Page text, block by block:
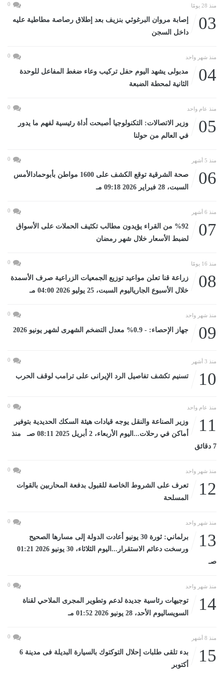
منذ 28 يومًا 0
03
إصابة مروان البرغوثي بنزيف بعد إطلاق رصاصة مطاطية عليه
داخل السجن
منذ شهر واحد 0
04
مدبولى يشهد اليوم حفل تركيب وعاء ضغط المفاعل للوحدة
الثانية لمحطة الضبعة
منذ عام واحد 0
05
وزير الاتصالات: التكنولوجيا أصبحت أداة رئيسية لفهم ما يدور
في العالم من حولنا
منذ 5 أشهر 0
06
صحة الشرقية توقع الكشف على 1600 مواطن بأبوحمادالأمس
السبت، 28 فبراير 2026 09:18 مـ
منذ 6 أشهر 0
07
%92 من القراء يؤيدون مطالب تكثيف الحملات على الأسواق
لضبط الأسعار خلال شهر رمضان
منذ 16 يومًا 0
08
زراعة قنا تعلن مواعيد توزيع الجمعيات الزراعية صرف الأسمدة
خلال الأسبوع الجارياليوم السبت، 25 يوليو 2026 04:00 مـ
منذ شهر واحد 0
09 جهاز الإحصاء: - 0.9% معدل التضخم الشهرى لشهر يونيو 2026
منذ 3 أشهر 0
10 تسنيم تكشف تفاصيل الرد الإيرانى على ترامب لوقف الحرب
منذ عام واحد 0
11
وزير الصناعة والنقل يوجه قيادات هيئة السكك الحديدية بتوفير
أماكن في رحلات...اليوم الأربعاء، 2 أبريل 2025 08:11 صـ منذ
7 دقائق
منذ شهر واحد 0
12
تعرف على الشروط الخاصة للقبول بدفعة المحاربين بالقوات
المسلحة
منذ شهر واحد 0
13
برلماني: ثورة 30 يونيو أعادت الدولة إلى مسارها الصحيح
ورسخت دعائم الاستقرار...اليوم الثلاثاء، 30 يونيو 2026 01:21
صـ
منذ شهر واحد 0
14
توجيهات رئاسية جديدة لدعم وتطوير المجرى الملاحي لقناة
السويساليوم الأحد، 28 يونيو 2026 01:52 مـ
منذ 8 أشهر 0
15
بدء تلقى طلبات إحلال التوكتوك بالسيارة البديلة فى مدينة 6
أكتوبر